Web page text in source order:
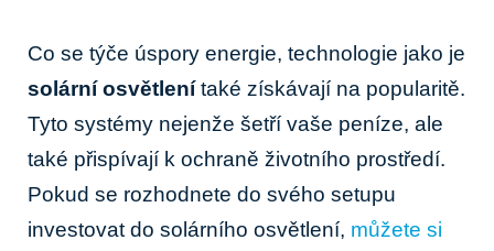
Co se týče úspory energie, technologie jako je
solární osvětlenítaké získávají na popularitě.
Tyto systémy nejenže šetří vaše peníze, ale
také přispívají k ochraně životního prostředí.
Pokud se rozhodnete do svého setupu
investovat do solárního osvětlení, můžete si